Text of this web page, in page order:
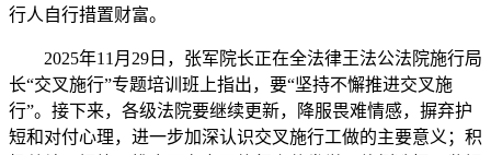
行人自行措置财富。
2025年11月29日，张军院长正在全法律王法公法院施行局
长“交叉施行”专题培训班上指出，要“坚持不懈推进交叉施
行”。接下来，各级法院要继续更新，降服畏难情感，摒弃护
短和对付心理，进一步加深认识交叉施行工做的主要意义；积